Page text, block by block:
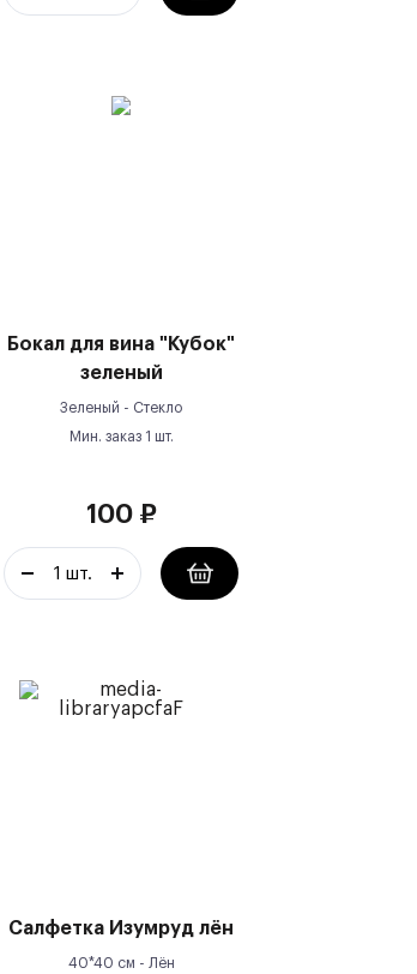
Бокал для вина "Кубок"
зеленый
Зеленый - Стекло
Мин. заказ 1 шт.
100₽
Салфетка Изумруд лён
40*40 см - Лён